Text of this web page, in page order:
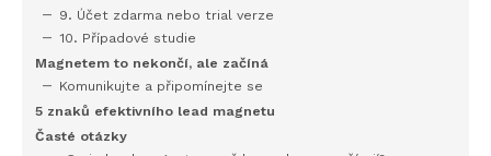
9. Účet zdarma nebo trial verze
10. Případové studie
Magnetem to nekončí, ale začíná
Komunikujte a připomínejte se
5 znaků efektivního lead magnetu
Časté otázky